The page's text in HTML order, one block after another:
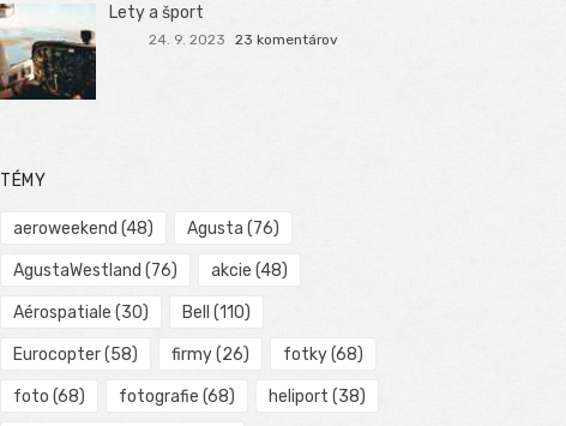
Lety a šport
24. 9. 2023 23 komentárov
TÉMY
aeroweekend (48) Agusta (76)
AgustaWestland (76) akcie (48)
Aérospatiale (30) Bell (110)
Eurocopter(58) firmy(26) fotky(68)
foto (68) fotografie (68) heliport (38)